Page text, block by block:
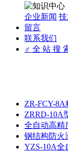
企业新闻
留言
联系我们
♂ 全 站 搜
ZR-FCY-
ZRRD-10A
全自动高精
钢结构防火
YZS-10A全